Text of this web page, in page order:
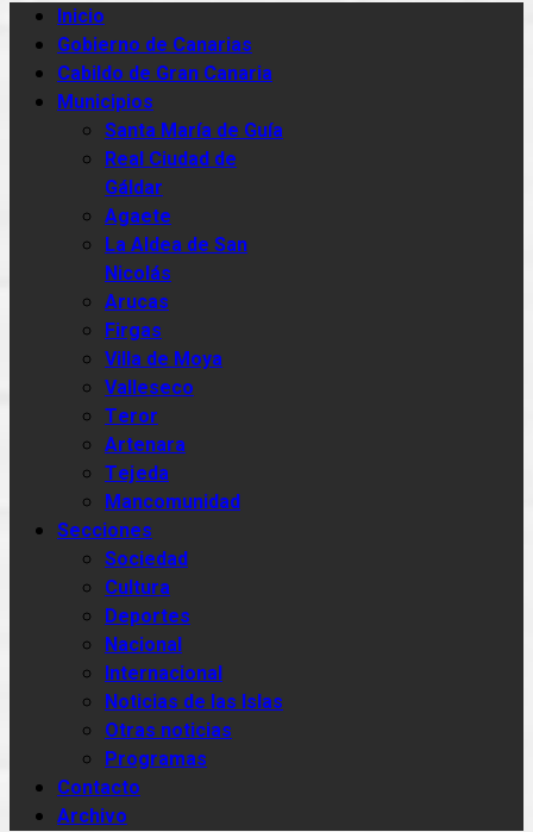
Inicio
Gobierno de Canarias
Cabildo de Gran Canaria
Municipios
Santa María de Guía
Real Ciudad de
Gáldar
Agaete
La Aldea de San
Nicolás
Arucas
Firgas
Villa de Moya
Valleseco
Teror
Artenara
Tejeda
Mancomunidad
Secciones
Sociedad
Cultura
Deportes
Nacional
Internacional
Noticias de las Islas
Otras noticias
Programas
Contacto
Archivo